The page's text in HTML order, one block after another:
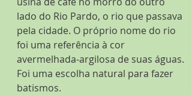
lado do Rio Pardo, o rio que passava
pela cidade. O próprio nome do rio
foi uma referência à cor
avermelhada-argilosa de suas águas.
Foi uma escolha natural para fazer
batismos.